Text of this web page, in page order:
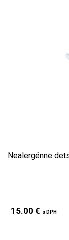
Nealergénne
15.00 € s DPH